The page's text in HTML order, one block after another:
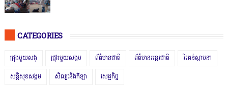
CATEGORIES
ជ្រុងមួយសង្ ជ្រុងមួយសង្គម ព័ត៌មានជាតិ ព័ត៌មានអន្តរជាតិ រិះគន់ស្ថាបនា
សន្តិសុខសង្គម សិល្បៈនិងកីឡា សេដ្ឋកិច្ច